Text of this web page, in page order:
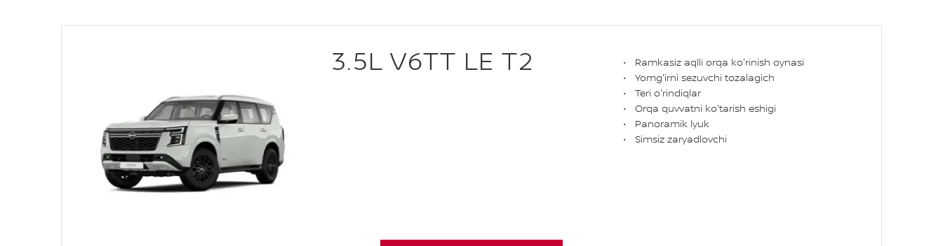
3.5L V6TT LE T2
Ramkasiz aqlli orqa ko'rinish oynasi
Yomg'irni sezuvchi tozalagich
Teri o'rindiqlar
Orqa quvvatni ko'tarish eshigi
Panoramik lyuk
Simsiz zaryadlovchi